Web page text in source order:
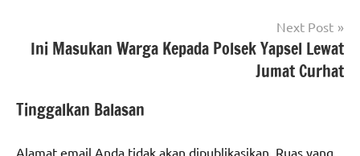
Next Post
Ini Masukan Warga Kepada Polsek Yapsel Lewat
Jumat Curhat
Tinggalkan Balasan
Alamat email Anda tidak akan dipublikasikan. Ruas yang